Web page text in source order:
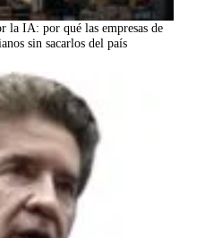
la IA: por qué las empresas de
sin sacarlos del país